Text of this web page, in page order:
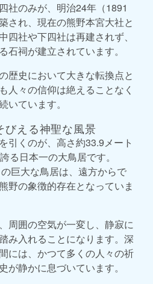
社のみが、明治24年（1891
され、現在の熊野本宮大社と
四社や下四社は再建されず、
石祠が建立されています。
歴史において大きな転換点と
人々の信仰は絶えることなく
いています。
びえる神聖な風景
引くのが、高さ約33.9メート
る日本一の大鳥居です。
巨大な鳥居は、遠方からで
野の象徴的存在となっていま
周囲の空気が一変し、静寂に
み入れることになります。深
には、かつて多くの人々の祈
が静かに息づいています。